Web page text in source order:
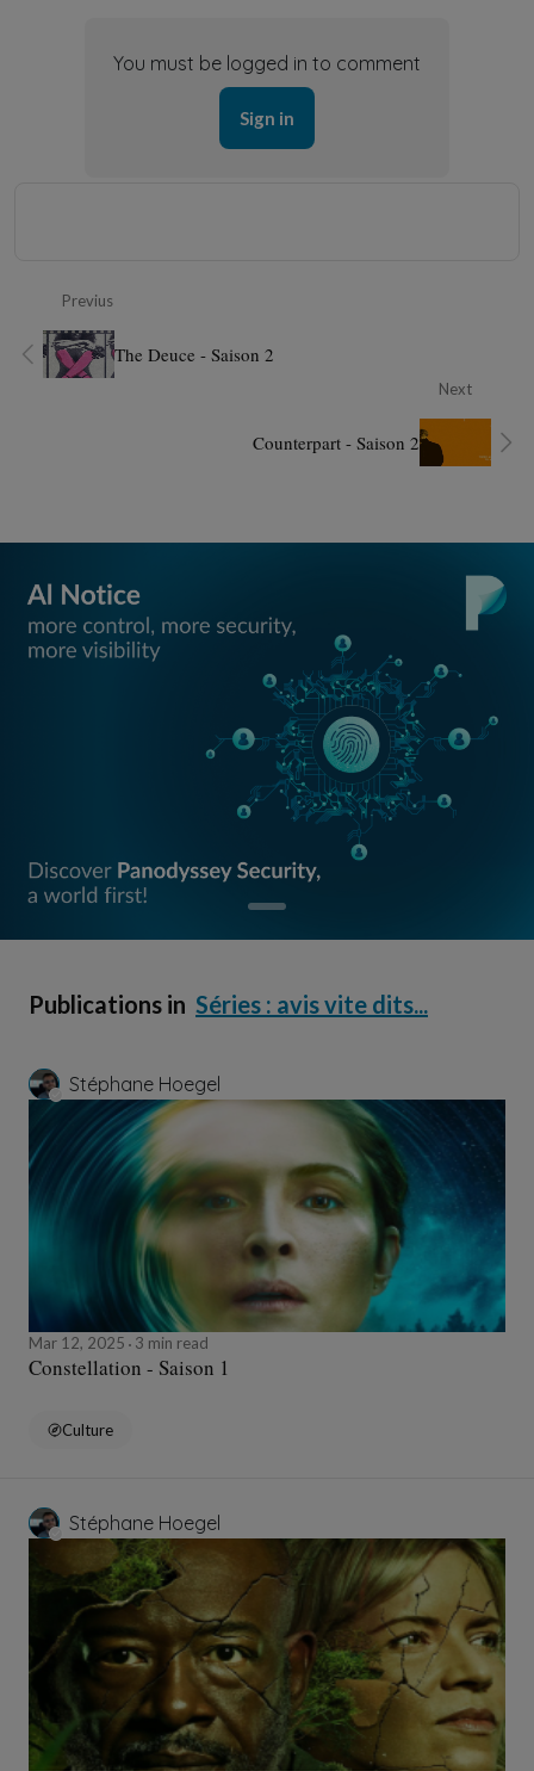
You must be logged in to comment
Sign in
Previus
The Deuce - Saison 2
Next
Counterpart - Saison 2
Publications in Séries : avis vite dits...
Stéphane Hoegel
Mar 12, 2025 3 min read
Constellation - Saison 1
Culture
Stéphane Hoegel